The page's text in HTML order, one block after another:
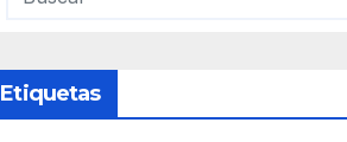
Etiquetas